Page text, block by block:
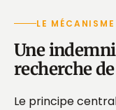
LE MÉCANISME
Une
recherche
Le principe